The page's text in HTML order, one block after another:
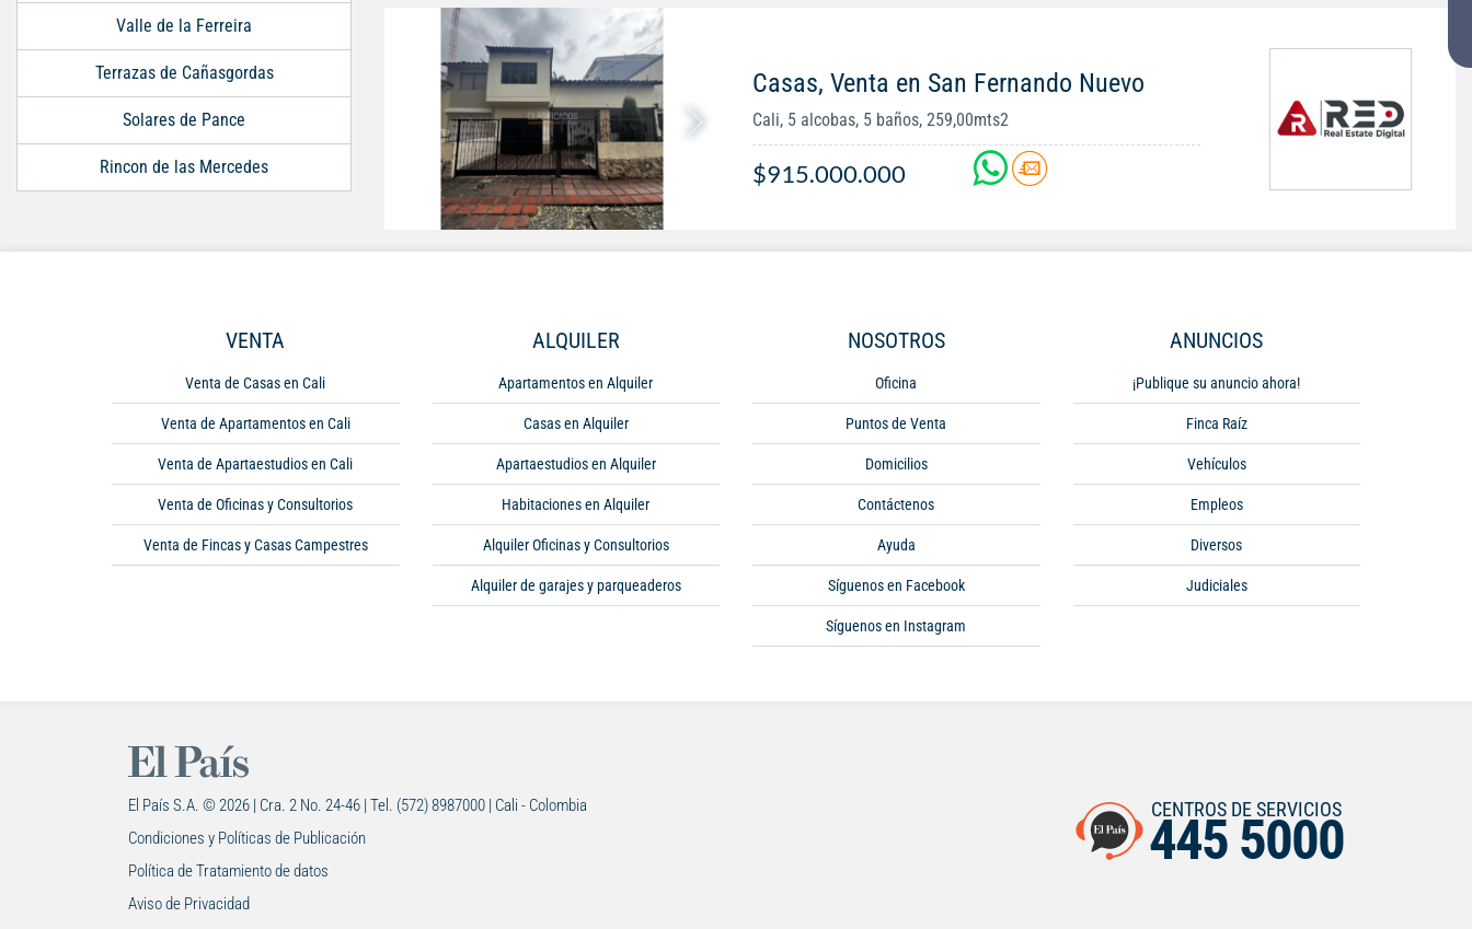
Casas, Venta en San Fernando Nuevo
Cali, 5 alcobas, 5 baños, 259,00mts2
$915.000.000
Valle de la Ferreira
Terrazas de Cañasgordas
Solares de Pance
Rincon de las Mercedes
VENTA
Venta de Casas en Cali
Venta de Apartamentos en Cali
Venta de Apartaestudios en Cali
Venta de Oficinas y Consultorios
Venta de Fincas y Casas Campestres
ALQUILER
Apartamentos en Alquiler
Casas en Alquiler
Apartaestudios en Alquiler
Habitaciones en Alquiler
Alquiler Oficinas y Consultorios
Alquiler de garajes y parqueaderos
NOSOTROS
Oficina
Puntos de Venta
Domicilios
Contáctenos
Ayuda
Síguenos en Facebook
Síguenos en Instagram
ANUNCIOS
¡Publique su anuncio ahora!
Finca Raíz
Vehículos
Empleos
Diversos
Judiciales
El País S.A. © 2026 | Cra. 2 No. 24-46 | Tel. (572) 8987000 | Cali - Colombia
Condiciones y Políticas de Publicación
Política de Tratamiento de datos
Aviso de Privacidad
CENTROS DE SERVICIOS
445 5000